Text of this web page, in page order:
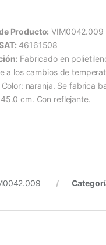
Producto: VIM0042.009
46161508
Fabricado en
a los cambios de
naranja. Se fabrica
cm. Con reflejante.